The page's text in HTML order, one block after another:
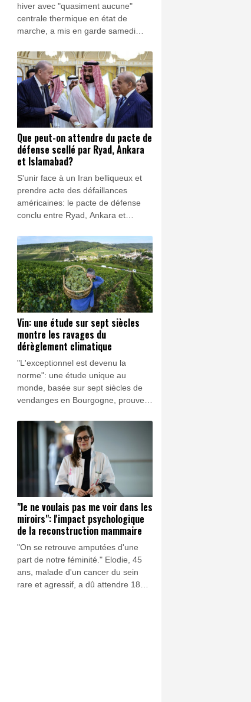
hiver avec "quasiment aucune"
centrale thermique en état de
marche, a mis en garde samedi
première visite en Serbie, pays allié
de Moscou, après de dernières
frappes nocturnes russes qui ont
fait quatre morts, dont un enfant,
dans la région de Kiev.
Que peut-on attendre du pacte de
défense scellé par Ryad, Ankara
et Islamabad?
S'unir face à un Iran belliqueux et
prendre acte des défaillances
américaines: le pacte de défense
conclu entre Ryad, Ankara et
de Washington, nourrit avant tout
ces deux objectifs, selon des
analystes.
Vin: une étude sur sept siècles
montre les ravages du
dérèglement climatique
"L'exceptionnel est devenu la
norme": une étude unique au
monde, basée sur sept siècles de
vendanges en Bourgogne, prouve
entraîné une "explosion" des
années "extrêmes", de plus en plus
précoces, explique un historien du
climat à l'AFP.
"Je ne voulais pas me voir dans les
miroirs": l'impact psychologique
de la reconstruction mammaire
"On se retrouve amputées d'une
part de notre féminité." Elodie, 45
ans, malade d'un cancer du sein
rare et agressif, a dû attendre 18